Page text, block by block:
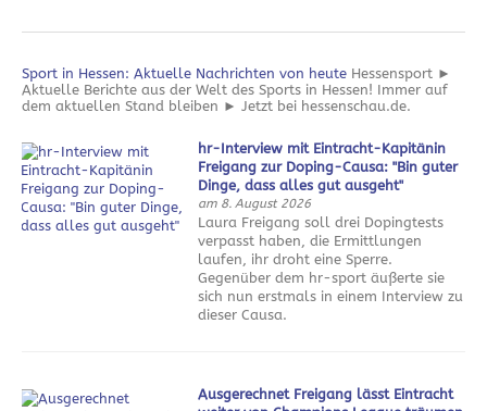
Sport in Hessen: Aktuelle Nachrichten von heute Hessensport ►
Aktuelle Berichte aus der Welt des Sports in Hessen! Immer auf
dem aktuellen Stand bleiben ► Jetzt bei hessenschau.de.
hr-Interview mit Eintracht-Kapitänin
Freigang zur Doping-Causa: "Bin guter
Dinge, dass alles gut ausgeht"
am 8. August 2026
Laura Freigang soll drei Dopingtests
verpasst haben, die Ermittlungen
laufen, ihr droht eine Sperre.
Gegenüber dem hr-sport äußerte sie
sich nun erstmals in einem Interview zu
dieser Causa.
Ausgerechnet Freigang lässt Eintracht